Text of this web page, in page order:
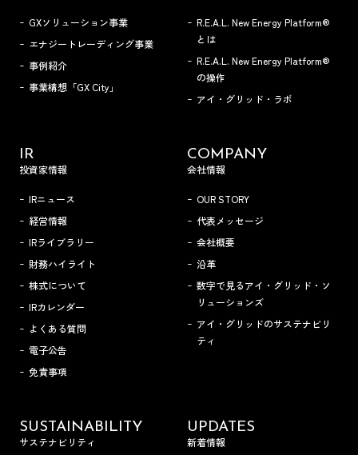
GXソリューション事業
エナジートレーディング事業
事例紹介
事業構想「GX City」
R.E.A.L. New Energy Platform®
とは
R.E.A.L. New Energy Platform®
の操作
アイ・グリッド・ラボ
IR
投資家情報
IRニュース
経営情報
IRライブラリー
財務ハイライト
株式について
IRカレンダー
よくある質問
電子公告
免責事項
COMPANY
会社情報
OUR STORY
代表メッセージ
会社概要
沿革
数字で見るアイ・グリッド・ソ
リューションズ
アイ・グリッドのサステナビリ
ティ
SUSTAINABILITY
サステナビリティ
UPDATES
新着情報